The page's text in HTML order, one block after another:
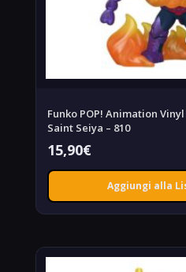
Funko POP! Animation
Saint Seiya – 810
15,90€
Aggiungi alla